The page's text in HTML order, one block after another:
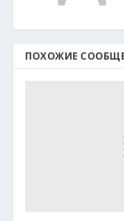
ПОХОЖИЕ